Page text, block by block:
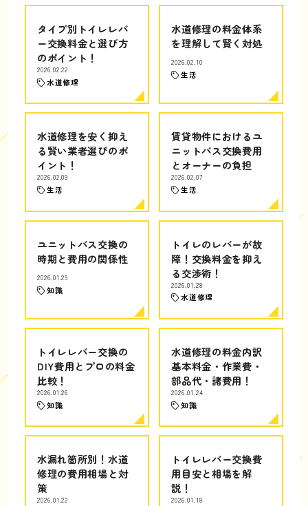
タイプ別トイレレバ
ー交換料金と選び方
のポイント！
2026.02.22
水道修理
水道修理の料金体系
を理解して賢く対処
2026.02.10
生活
水道修理を安く抑え
る賢い業者選びのポ
イント！
2026.02.09
生活
賃貸物件におけるユ
ニットバス交換費用
とオーナーの負担
2026.02.07
生活
ユニットバス交換の
時期と費用の関係性
2026.01.29
知識
トイレのレバーが故
障！交換料金を抑え
る交渉術！
2026.01.28
水道修理
トイレレバー交換の
DIY費用とプロの料金
比較！
2026.01.26
知識
水道修理の料金内訳
基本料金・作業費・
部品代・諸費用！
2026.01.24
知識
水漏れ箇所別！水道
修理の費用相場と対
策
2026.01.22
トイレレバー交換費
用目安と相場を解
説！
2026.01.18